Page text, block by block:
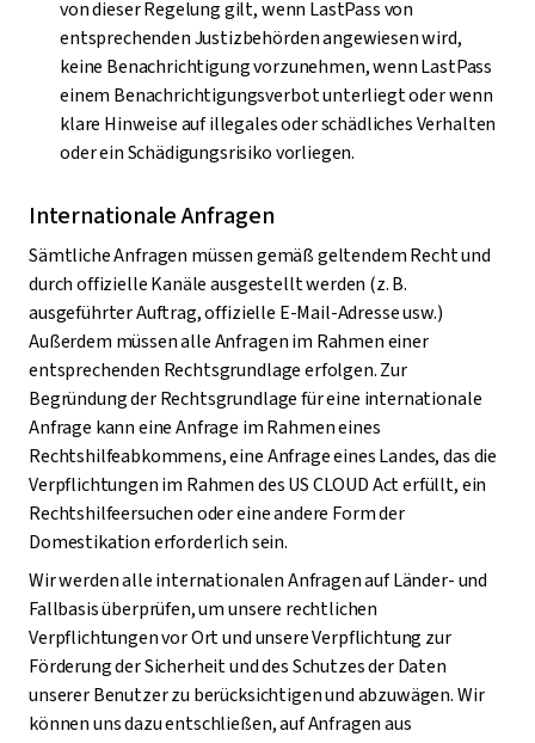
von dieser Regelung gilt, wenn LastPass von
entsprechenden Justizbehörden angewiesen wird,
keine Benachrichtigung vorzunehmen, wenn LastPass
einem Benachrichtigungsverbot unterliegt oder wenn
klare Hinweise auf illegales oder schädliches Verhalten
oder ein Schädigungsrisiko vorliegen.
Internationale Anfragen
Sämtliche Anfragen müssen gemäß geltendem Recht und
durch offizielle Kanäle ausgestellt werden (z. B.
ausgeführter Auftrag, offizielle E-Mail-Adresse usw.)
Außerdem müssen alle Anfragen im Rahmen einer
entsprechenden Rechtsgrundlage erfolgen. Zur
Begründung der Rechtsgrundlage für eine internationale
Anfrage kann eine Anfrage im Rahmen eines
Rechtshilfeabkommens, eine Anfrage eines Landes, das die
Verpflichtungen im Rahmen des US CLOUD Act erfüllt, ein
Rechtshilfeersuchen oder eine andere Form der
Domestikation erforderlich sein.
Wir werden alle internationalen Anfragen auf Länder- und
Fallbasis überprüfen, um unsere rechtlichen
Verpflichtungen vor Ort und unsere Verpflichtung zur
Förderung der Sicherheit und des Schutzes der Daten
unserer Benutzer zu berücksichtigen und abzuwägen. Wir
können uns dazu entschließen, auf Anfragen aus